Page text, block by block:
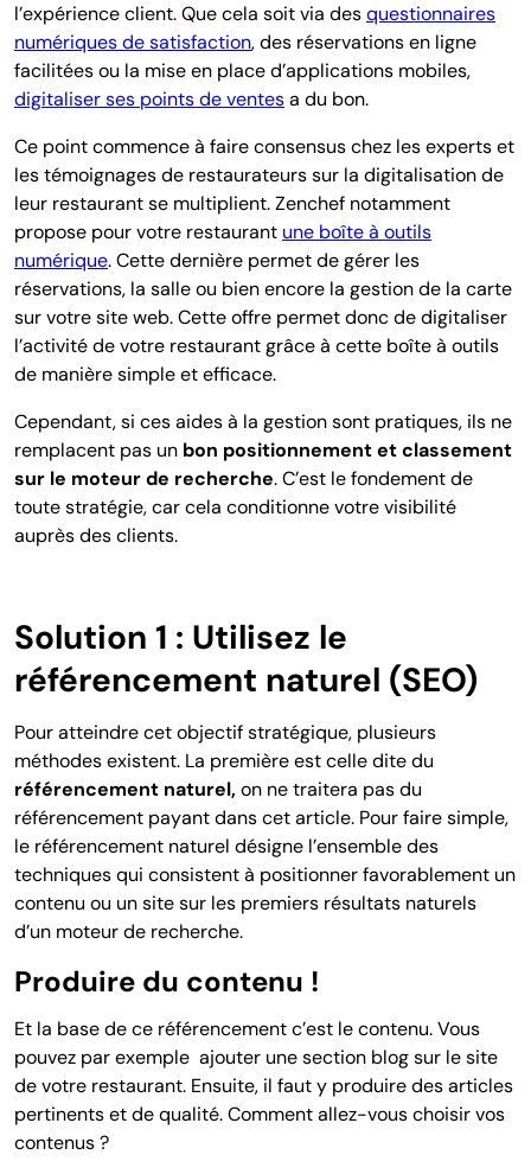
l’expérience client. Que cela soit via desquestionnaires
numériques de satisfaction, des réservations en ligne
facilitées ou la mise en place d’applications mobiles,
digitaliser ses points de ventesa du bon.
Ce point commence à faire consensus chez les experts et
les témoignages de restaurateurs sur la digitalisation de
leur restaurant se multiplient. Zenchef notamment
propose pour votre restaurant une boîte à outils
numérique. Cette dernière permet de gérer les
réservations, la salle ou bien encore la gestion de la carte
sur votre site web. Cette offre permet donc de digitaliser
l’activité de votre restaurant grâce à cette boîte à outils
de manière simple et efficace.
Cependant, si ces aides à la gestion sont pratiques, ils ne
remplacent pas un bon positionnement et classement
sur le moteur de recherche. C’est le fondement de
toute stratégie, car cela conditionne votre visibilité
auprès des clients.
Solution 1 : Utilisez le
référencement naturel (SEO)
Pour atteindre cet objectif stratégique, plusieurs
méthodes existent. La première est celle dite du
référencement naturel,on ne traitera pas du
référencement payant dans cet article. Pour faire simple,
le référencement naturel désigne l’ensemble des
techniques qui consistent à positionner favorablement un
contenu ou un site sur les premiers résultats naturels
d’un moteur de recherche.
Produire du contenu !
Et la base de ce référencement c’est le contenu. Vous
pouvez par exemple ajouter une section blog sur le site
de votre restaurant. Ensuite, il faut y produire des articles
pertinents et de qualité. Comment allez-vous choisir vos
contenus ?